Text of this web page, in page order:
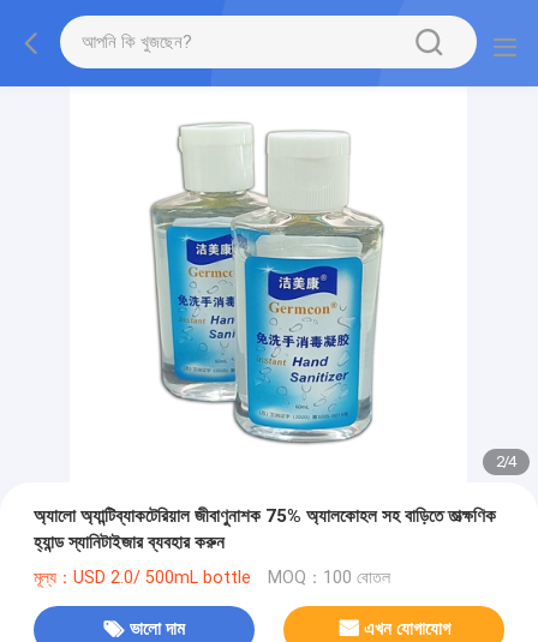
2/4
অ্যালো অ্যান্টিব্যাকটেরিয়াল জীবাণুনাশক 75% অ্যালকোহল সহ বাড়িতে তাত্ক্ষণিক
হ্যান্ড স্যানিটাইজার ব্যবহার করুন
মূল্য：USD 2.0/ 500mL bottle MOQ：100 বোতল
ভালো দাম এখন যোগাযোগ